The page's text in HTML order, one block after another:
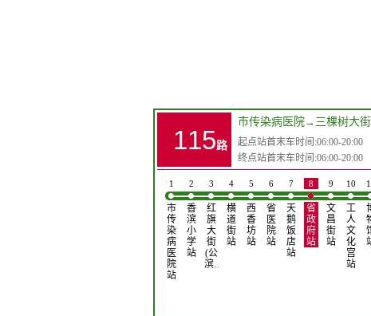
115路
市传染病医院→ 三棵树大街
起点站首末车时间:06:00-20:00
终点站首末车时间:06:00-20:00
1
市
传
染
病
医
院
站
2
香
滨
小
学
站
3
红
旗
大
街
(公
滨…
4
横
道
街
站
5
西
香
坊
站
6
省
医
院
站
7
天
鹅
饭
店
站
8
省
政
府
站
9
文
昌
街
站
10
工
人
文
化
宫
站